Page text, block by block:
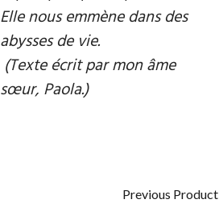
Elle nous emmène dans des
abysses de vie.
(Texte écrit par mon âme
sœur, Paola.)
Previous Product